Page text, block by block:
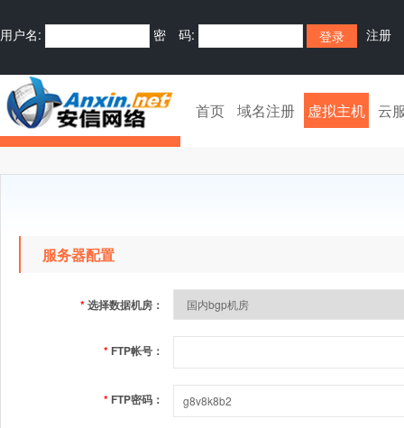
用户名: 密 码: 注册
首页 域名注册 虚拟主机 云
服务器配置
*选择数据机房：
* FTP帐号：
* FTP密码：